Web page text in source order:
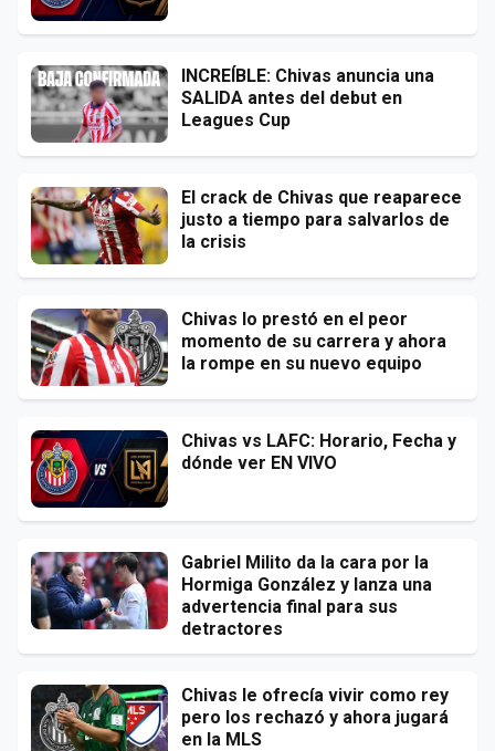
INCREÍBLE: Chivas anuncia una
SALIDA antes del debut en
Leagues Cup
El crack de Chivas que reaparece
justo a tiempo para salvarlos de
la crisis
Chivas lo prestó en el peor
momento de su carrera y ahora
la rompe en su nuevo equipo
Chivas vs LAFC: Horario, Fecha y
dónde ver EN VIVO
Gabriel Milito da la cara por la
Hormiga González y lanza una
advertencia final para sus
detractores
Chivas le ofrecía vivir como rey
pero los rechazó y ahora jugará
en la MLS